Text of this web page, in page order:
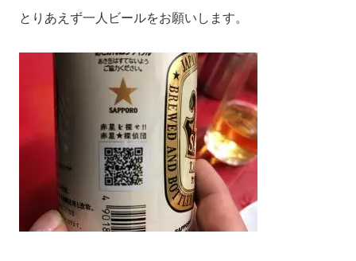
とりあえず一人ビールをお願いします。